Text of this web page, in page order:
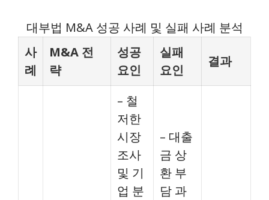
대부법 M&A 성공 사례 및 실패 사례 분석
사
례
M&A 전
략
성공
요인
실패
요인
결과
– 철
저한
시장
조사
및 기
업 분
– 대출
금 상
환 부
담 과